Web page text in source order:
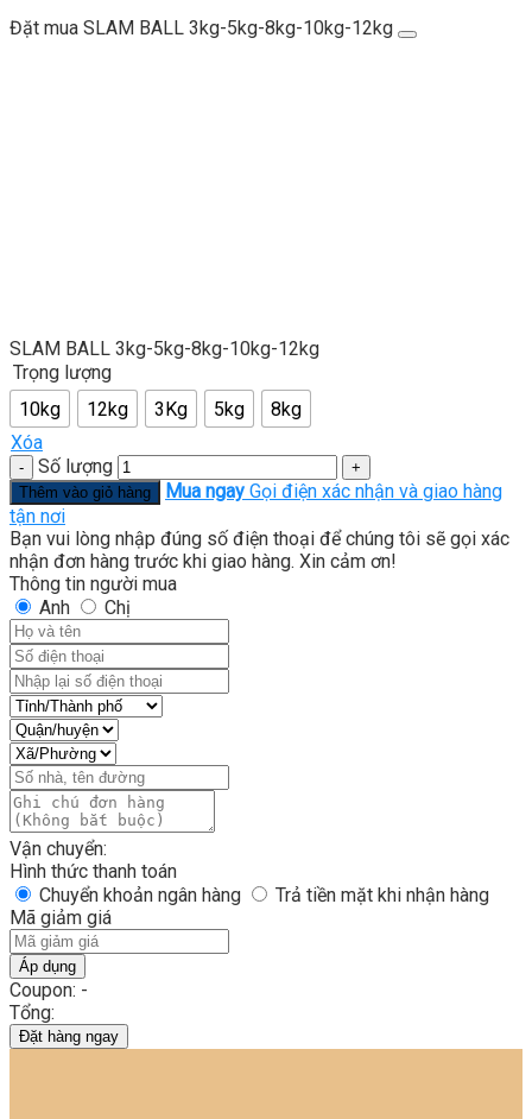
Đặt mua SLAM BALL 3kg-5kg-8kg-10kg-12kg
SLAM BALL 3kg-5kg-8kg-10kg-12kg
Trọng lượng
10kg
12kg 3Kg 5kg
8kg
Xóa
Số lượng
Thêm vào giỏ hàng Mua ngay Gọi điện xác nhận và giao hàng
tận nơi
Bạn vui lòng nhập đúng số điện thoại để chúng tôi sẽ gọi xác
nhận đơn hàng trước khi giao hàng. Xin cảm ơn!
Thông tin người mua
Anh
Chị
Vận chuyển:
Hình thức thanh toán
Chuyển khoản ngân hàng
Trả tiền mặt khi nhận hàng
Mã giảm giá
Áp dụng
Coupon: -
Tổng:
Đặt hàng ngay